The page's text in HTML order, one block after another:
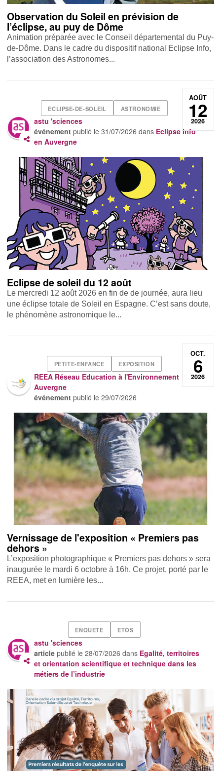
Observation du Soleil en prévision de
l’éclipse, au puy de Dôme
Animation préparée avec le Conseil départemental du Puy-
de-Dôme. Dans le cadre du dispositif national Eclipse Info,
l’association des Astronomes...
ECLIPSE-DE-SOLEIL ASTRONOMIE
astu 'sciences
événement publié le31/07/2026 dans Eclipse info
en Auvergne
AOÛT
12
2026
Eclipse de soleil du 12 août
Le mercredi 12 août 2026 en fin de de journée, aura lieu
une éclipse totale de Soleil en Espagne. C’est sans doute,
le phénomène astronomique le...
PETITE-ENFANCE EXPOSITION
REEA Réseau Education à l'Environnement
Auvergne
événement publié le29/07/2026
OCT.
6
2026
Vernissage de l'exposition « Premiers pas
dehors »
L’exposition photographique « Premiers pas dehors » sera
inaugurée le mardi 6 octobre à 16h. Ce projet, porté par le
REEA, met en lumière les...
ENQUETE ETOS
astu 'sciences
article publié le28/07/2026 dans Egalité, territoires
et orientation scientifique et technique dans les
métiers de l’industrie